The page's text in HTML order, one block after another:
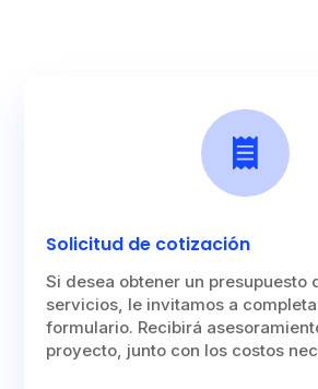

Solicitud de cotización
Si desea obtener un presupuesto
servicios, le invitamos a
formulario. Recibirá
proyecto, junto con los costos